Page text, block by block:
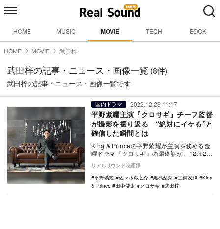
HOME MUSIC MOVIE TECH BOOK
HOME MOVIE 武田梓
武田梓の記事・ニュース・画像一覧 (8件)
武田梓の記事・ニュース・画像一覧です
国内ドラマ 2022.12.23 11:17
平野紫耀主演『クロサギ』チーフ監督
が撮影を振り返る “絶対にイケる”と
確信した瞬間とは
King & Princeの平野紫耀が主演を務める金
曜ドラマ『クロサギ』の最終話が、12月23
日22時よりTBS系で放送…
リアルサウンド映画部
平野紫耀
佐々木蔵之介 黒島結菜 三浦友和
King
& Prince
田中健太 クロサギ 武田梓